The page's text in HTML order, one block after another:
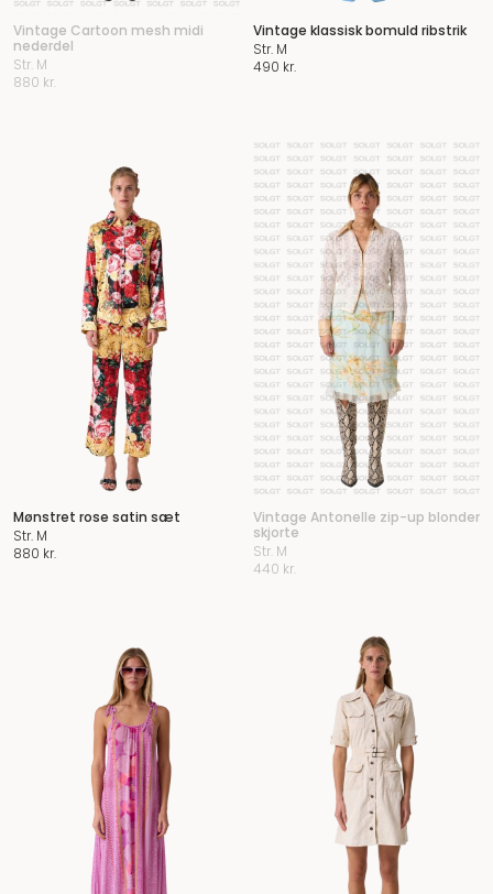
Vintage Cartoon mesh midi
nederdel
Str. M
880 kr.
Vintage klassisk bomuld ribstrik
Str. M
490 kr.
Mønstret rose satin sæt
Str. M
880 kr.
Vintage Antonelle zip-up blonder
skjorte
Str. M
440 kr.